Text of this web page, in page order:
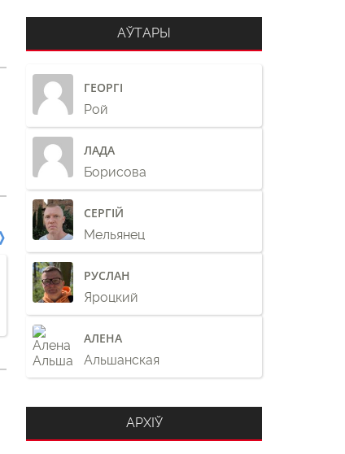
АЎТАРЫ
ГЕОРГІ
Рой
ЛАДА
Борисова
СЕРГІЙ
Мельянец
РУСЛАН
Яроцкий
АЛЕНА
Альшанская
АРХІЎ